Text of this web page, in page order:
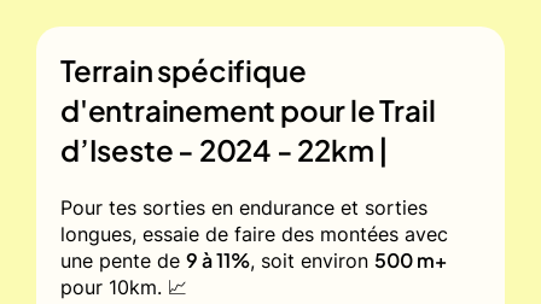
Terrain spécifique
d'entrainement pour leTrail
d’Iseste - 2024 - 22km |
Pour tes sorties en endurance et sorties
longues, essaie de faire des montées avec
une pente de 9 à 11%, soit environ 500 m+
pour 10km. 📈